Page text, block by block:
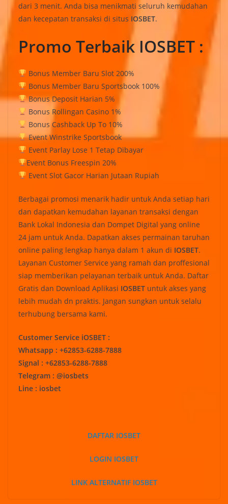
dari 3 menit. Anda bisa menikmati seluruh kemudahan
dan kecepatan transaksi di situs IOSBET.
Promo Terbaik IOSBET :
Bonus Member Baru Slot 200%
Bonus Member Baru Sportsbook 100%
Bonus Deposit Harian 5%
Bonus Rollingan Casino 1%
Bonus Cashback Up To 10%
Event Winstrike Sportsbook
Event Parlay Lose 1 Tetap Dibayar
Event Bonus Freespin 20%
Event Slot Gacor Harian Jutaan Rupiah
Berbagai promosi menarik hadir untuk Anda setiap hari
dan dapatkan kemudahan layanan transaksi dengan
Bank Lokal Indonesia dan Dompet Digital yang online
24 jam untuk Anda. Dapatkan akses permainan taruhan
online paling lengkap hanya dalam 1 akun di IOSBET.
Layanan Customer Service yang ramah dan proffesional
siap memberikan pelayanan terbaik untuk Anda. Daftar
Gratis dan Download Aplikasi IOSBET untuk akses yang
lebih mudah dn praktis. Jangan sungkan untuk selalu
terhubung bersama kami.
Customer Service iOSBET :
Whatsapp : +62853-6288-7888
Signal : +62853-6288-7888
Telegram : @iosbets
Line : iosbet
DAFTAR IOSBET
LOGIN IOSBET
LINK ALTERNATIF IOSBET